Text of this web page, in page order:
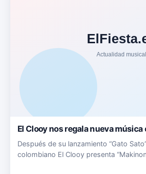
El Clooy nos regala nueva música
Después de su lanzamiento “Gato
colombiano El Clooy presenta